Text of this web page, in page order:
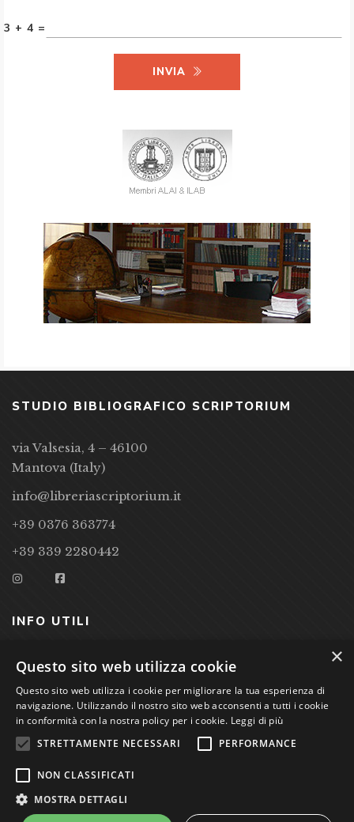
3 + 4 =
INVIA
STUDIO BIBLIOGRAFICO SCRIPTORIUM
via Valsesia, 4 – 46100
Mantova (Italy)
info@libreriascriptorium.it
+39 0376 363774
+39 339 2280442
INFO UTILI
CONDIZIONI DI VENDITA
PRIVACY POLICY
COOKIE POLICY
Studio Bibliografico Scriptorium Dott.ssa Sara Bassi VAT
nr. 01744000207
×
Questo sito web utilizza cookie
Questo sito web utilizza i cookie per migliorare la tua esperienza di
navigazione. Utilizzando il nostro sito web acconsenti a tutti i cookie
in conformità con la nostra policy per i cookie. Leggi di più
STRETTAMENTE NECESSARI
PERFORMANCE
NON CLASSIFICATI
MOSTRA DETTAGLI